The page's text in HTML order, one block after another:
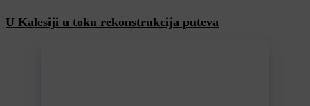
U Kalesiji u toku rekonstrukcija puteva